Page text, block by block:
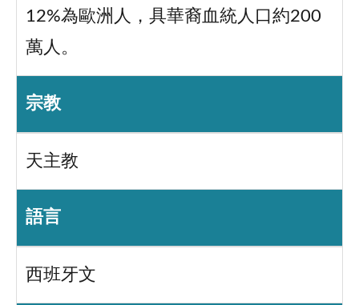
12%為歐洲人，具華裔血統人口約200
萬人。
宗教
天主教
語言
西班牙文